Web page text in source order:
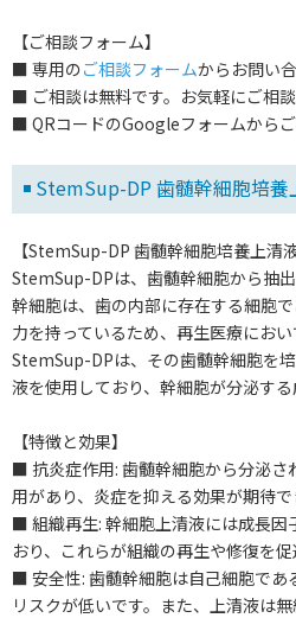
【ご相談フォーム】
■ 専用のご相談フォームからお問い
■ ご相談は無料です。お気軽にご相談
■ QRコードのGoogleフォームからご
StemSup-DP 歯髄幹細胞培養
【StemSup-DP 歯髄幹細胞培養上清
StemSup-DPは、歯髄幹細胞から抽
幹細胞は、歯の内部に存在する細胞
力を持っているため、再生医療におい
StemSup-DPは、その歯髄幹細胞を
液を使用しており、幹細胞が分泌する
【特徴と効果】
■ 抗炎症作用: 歯髄幹細胞から分泌さ
用があり、炎症を抑える効果が期待で
■ 組織再生: 幹細胞上清液には成長因
おり、これらが組織の再生や修復を促
■ 安全性: 歯髄幹細胞は自己細胞であ
リスクが低いです。また、上清液は